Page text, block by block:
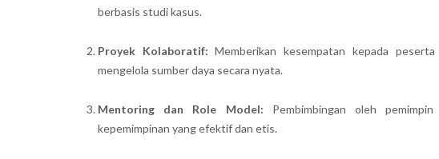
berbasis studi kasus.
Proyek Kolaboratif: Memberikan kesempatan kepada
mengelola sumber daya secara nyata.
Mentoring dan Role Model: Pembimbingan oleh
kepemimpinan yang efektif dan etis.